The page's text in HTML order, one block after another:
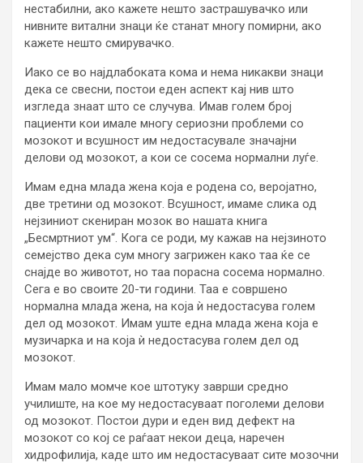
нестабилни, ако кажете нешто застрашувачко или
нивните витални знаци ќе станат многу помирни, ако
кажете нешто смирувачко.
Иако се во најдлабоката кома и нема никакви знаци
дека се свесни, постои еден аспект кај нив што
изгледа знаат што се случува. Имав голем број
пациенти кои имале многу сериозни проблеми со
мозокот и всушност им недостасувале значајни
делови од мозокот, а кои се сосема нормални луѓе.
Имам една млада жена која е родена со, веројатно,
две третини од мозокот. Всушност, имаме слика од
нејзиниот скениран мозок во нашата книга
„Бесмртниот ум“. Кога се роди, му кажав на нејзиното
семејство дека сум многу загрижен како таа ќе се
снајде во животот, но таа порасна сосема нормално.
Сега е во своите 20-ти години. Таа е совршено
нормална млада жена, на која ѝ недостасува голем
дел од мозокот. Имам уште една млада жена која е
музичарка и на која ѝ недостасува голем дел од
мозокот.
Имам мало момче кое штотуку заврши средно
училиште, на кое му недостасуваат поголеми делови
од мозокот. Постои дури и еден вид дефект на
мозокот со кој се раѓаат некои деца, наречен
хидрофилија, каде што им недостасуваат сите мозочни